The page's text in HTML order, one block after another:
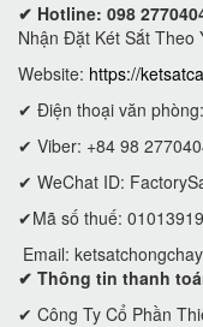
✔ Hotline: 098
Nhận Đặt Két Sắt Theo
Website: https://
✔ Điện thoại văn
✔ Viber: +84 98
✔ WeChat ID:
✔Mã số thuế:
Email:
✔ Thông tin thanh
✔ Công Ty Cổ Phần